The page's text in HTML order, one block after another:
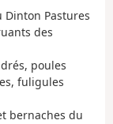
Dinton Pastures
des
poules
fuligules
bernaches du